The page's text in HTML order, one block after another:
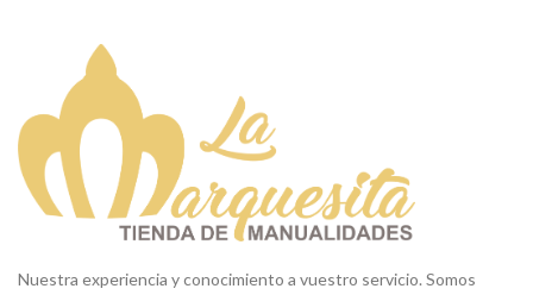
Nuestra experiencia y conocimiento a vuestro servicio. Somos